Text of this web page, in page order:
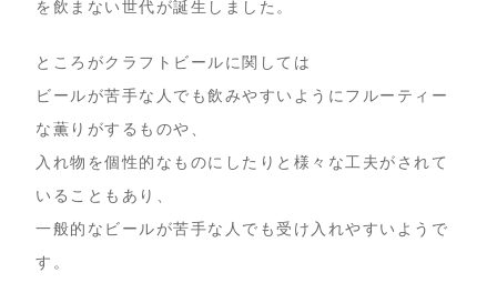
を飲まない世代が誕生しました。
ところがクラフトビールに関しては
ビールが苦手な人でも飲みやすいようにフルーティー
な薫りがするものや、
入れ物を個性的なものにしたりと様々な工夫がされて
いることもあり、
一般的なビールが苦手な人でも受け入れやすいようで
す。